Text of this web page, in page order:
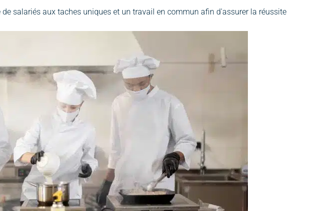
salariés aux taches uniques et un travail en commun afin d'assurer la réussite